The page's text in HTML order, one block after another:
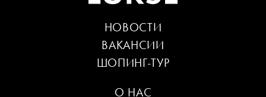
О НАС
НОВОСТИ
ВАКАНСИИ
ШОПИНГ-ТУР